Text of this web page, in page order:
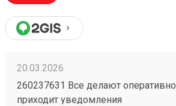
20.03.2026
260237631 Все делают
приходит уведомления